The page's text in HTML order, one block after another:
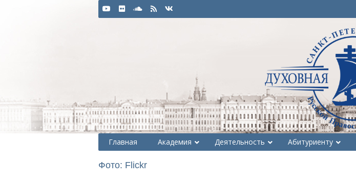
Главная Академия Деятельность Абитуриенту
Фото: Flickr